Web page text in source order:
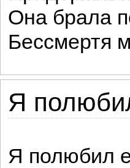
Она брала
Бессмертя
Я
Я полюбил